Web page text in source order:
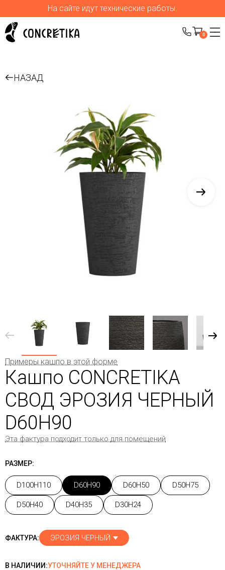
На сайте идут технические работы.
0
НАЗАД
Примеры кашпо в этой форме
Кашпо CONCRETIKA
СВОД ЭРОЗИЯ ЧЕРНЫЙ
D60H90
Эта фактура подходит только для помещений
РАЗМЕР:
D100H110 D60H90 D60H50 D50H75
D50H40 D40H35 D30H24
ФАКТУРА: ЭРОЗИЯ ЧЕРНЫЙ
В НАЛИЧИИ:УТОЧНЯЙТЕ У МЕНЕДЖЕРА